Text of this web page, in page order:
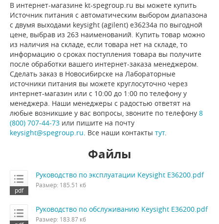
В интернет-магазине kt-spegroup.ru вы можете купить
Источник питания с автоматическим выбором диапазона
с двумя выходами keysight (agilent) e36234a по выгодной
цене, выбрав из 263 наименований. Купить товар можно
из наличия на складе, если товара нет на складе, то
информацию о сроках поступления товара вы получите
после обработки вашего интернет-заказа менеджером.
Сделать заказ в Новосибирске на Лабораторные
источники питания вы можете круглосуточно через
интернет-магазин или с 10:00 до 1:00 по телефону у
менеджера. Наши менеджеры с радостью ответят на
любые возникшие у вас вопросы, звоните по телефону 8
(800) 707-44-73 или пишите на почту
keysight@spegroup.ru. Все наши контакты тут.
Файлы
Руководство по эксплуатации Keysight E36200.pdf
Размер: 185.51 кб
Руководство по обслуживанию Keysight E36200.pdf
Размер: 183.87 кб